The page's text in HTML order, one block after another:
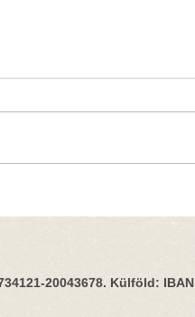
20043678. Külföld: